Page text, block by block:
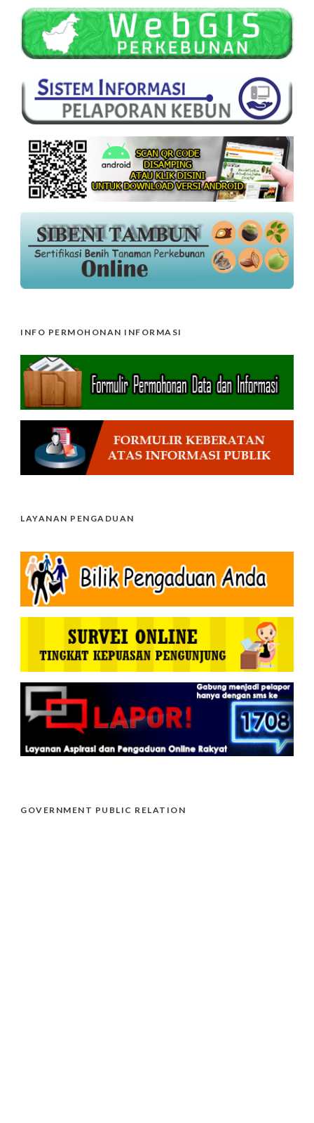
INFO PERMOHONAN INFORMASI
LAYANAN PENGADUAN
GOVERNMENT PUBLIC RELATION